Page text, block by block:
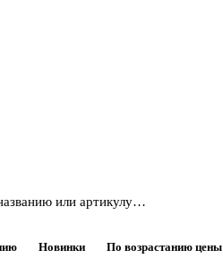
Новинки По возрастанию цены